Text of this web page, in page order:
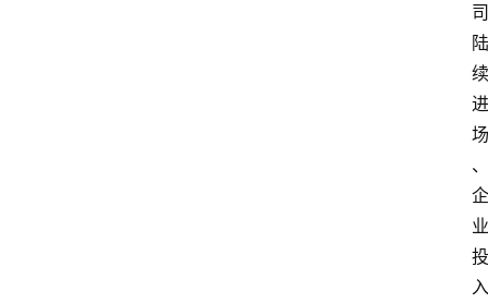
司
陆
续
进
场
、
企
业
投
入